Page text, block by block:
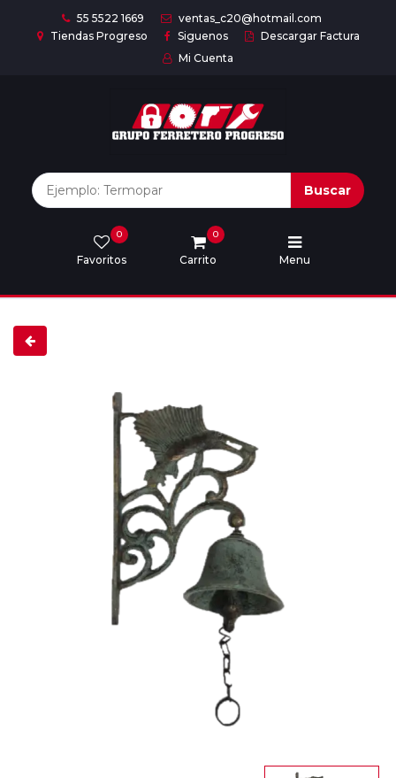
55 5522 1669
ventas_c20@hotmail.com
Tiendas Progreso
Siguenos
Descargar Factura
Mi Cuenta
Buscar
Favoritos
0
Carrito
0
Menu
Marcas
Descargar